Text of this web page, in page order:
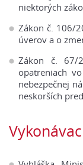
niektorých
Zákon č. 106/
úverov a o
Zákon č. 67/
opatreniach
nebezpečnej
neskorších